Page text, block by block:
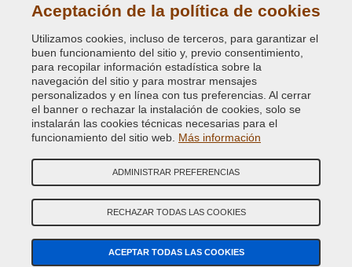
Política de Privacidad - RGPD
Copyright © 2014 - 2026. All Rights Reserved.
Visitantes En Línea: 413
Credits: E-COMIT
SÍguenos en nuestras redes sociales
Aceptación de la política de cookies
Utilizamos cookies, incluso de terceros, para garantizar el
buen funcionamiento del sitio y, previo consentimiento,
para recopilar información estadística sobre la
navegación del sitio y para mostrar mensajes
personalizados y en línea con tus preferencias. Al cerrar
el banner o rechazar la instalación de cookies, solo se
instalarán las cookies técnicas necesarias para el
funcionamiento del sitio web. Más información
ADMINISTRAR PREFERENCIAS
RECHAZAR TODAS LAS COOKIES
ACEPTAR TODAS LAS COOKIES